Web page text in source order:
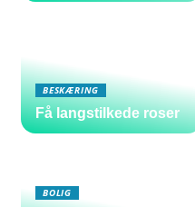
BESKÆRING
Få langstilkede roser
BOLIG